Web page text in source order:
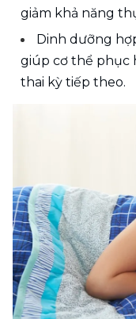
giảm khả năng
Dinh dưỡng
giúp cơ thể phục
thai kỳ tiếp theo.